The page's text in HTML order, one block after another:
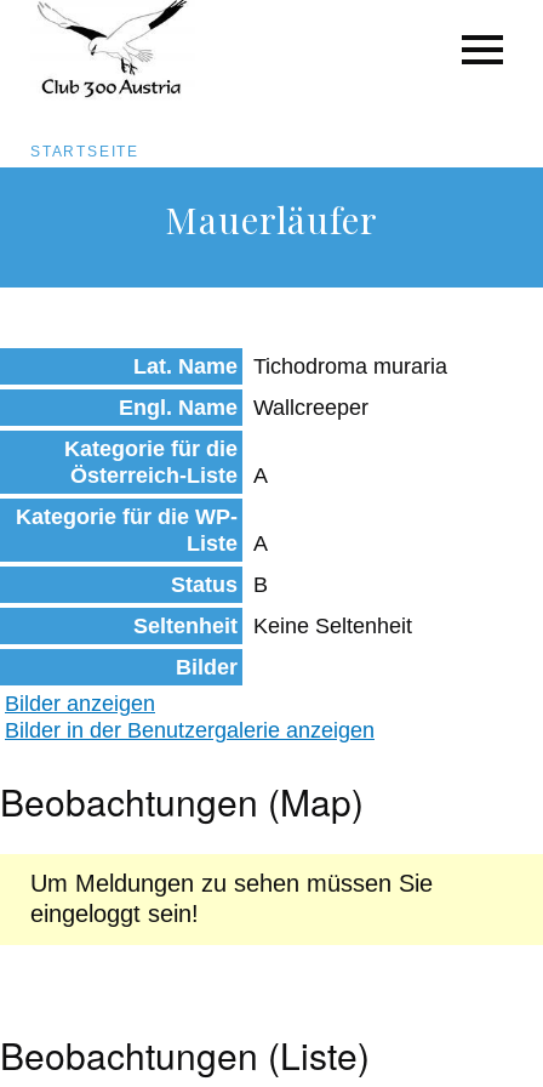
Inhalt
Pfadnavigation
STARTSEITE
Mauerläufer
Lat. Name
Tichodroma muraria
Engl. Name
Wallcreeper
Kategorie für die
Österreich-Liste
A
Kategorie für die WP-
Liste
A
Status
B
Seltenheit
Keine Seltenheit
Bilder
Bilder anzeigen
Bilder in der Benutzergalerie anzeigen
Beobachtungen (Map)
Um Meldungen zu sehen müssen Sie
eingeloggt sein!
Beobachtungen (Liste)